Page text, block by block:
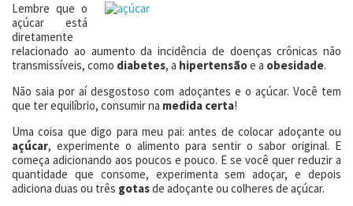
Lembre que o
açúcar está
diretamente
relacionado ao aumento da incidência de doenças crônicas não
transmissíveis, como diabetes, a hipertensãoe a obesidade.
Não saia por aí desgostoso com adoçantes e o açúcar. Você tem
que ter equilíbrio, consumir na medida certa!
Uma coisa que digo para meu pai: antes de colocar adoçante ou
açúcar, experimente o alimento para sentir o sabor original. E
começa adicionando aos poucos e pouco. E se você quer reduzir a
quantidade que consome, experimenta sem adoçar, e depois
adiciona duas ou três gotasde adoçante ou colheres de açúcar.